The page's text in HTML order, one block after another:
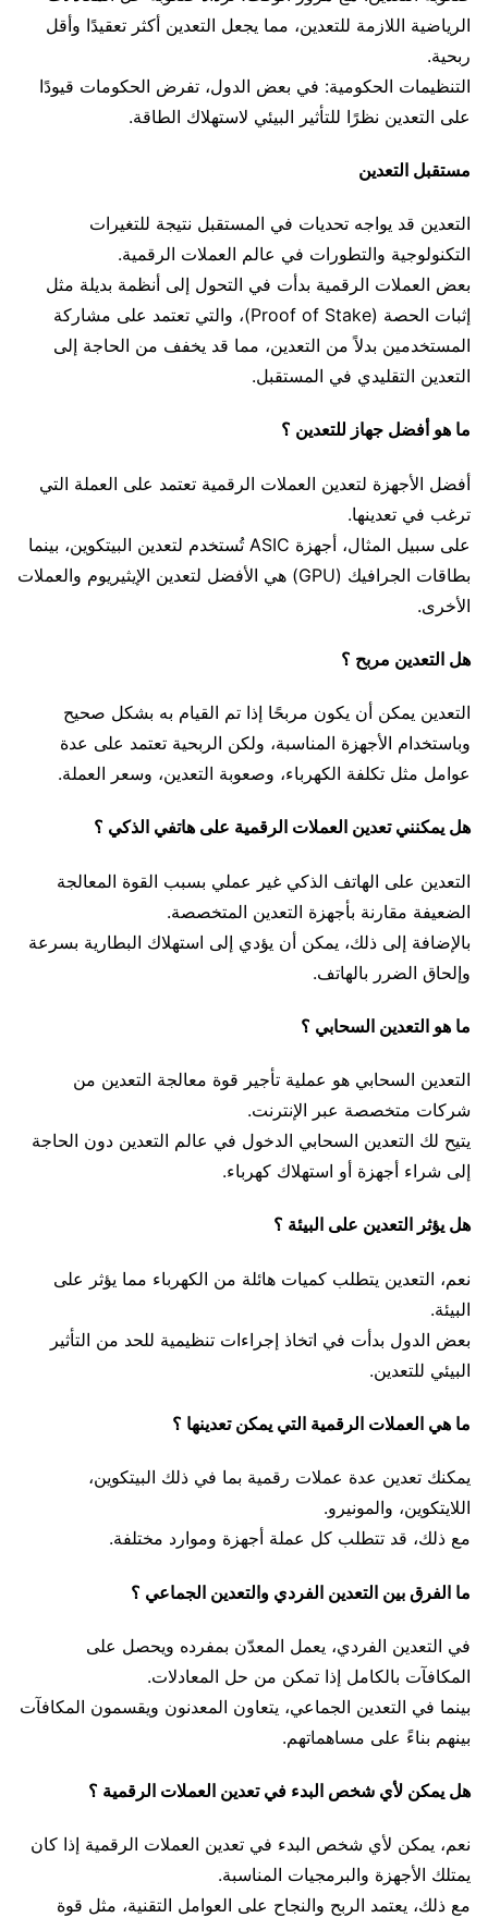
الرياضية اللازمة للتعدين، مما يجعل التعدين أكثر تعقيدًا وأقل
ربحية.
التنظيمات الحكومية: في بعض الدول، تفرض الحكومات قيودًا
على التعدين نظرًا للتأثير البيئي لاستهلاك الطاقة.
مستقبل التعدين
التعدين قد يواجه تحديات في المستقبل نتيجة للتغيرات
التكنولوجية والتطورات في عالم العملات الرقمية.
بعض العملات الرقمية بدأت في التحول إلى أنظمة بديلة مثل
إثبات الحصة (Proof of Stake)، والتي تعتمد على مشاركة
المستخدمين بدلاً من التعدين، مما قد يخفف من الحاجة إلى
التعدين التقليدي في المستقبل.
ما هو أفضل جهاز للتعدين ؟
أفضل الأجهزة لتعدين العملات الرقمية تعتمد على العملة التي
ترغب في تعدينها.
على سبيل المثال، أجهزة ASIC تُستخدم لتعدين البيتكوين، بينما
بطاقات الجرافيك (GPU) هي الأفضل لتعدين الإيثيريوم والعملات
الأخرى.
هل التعدين مربح ؟
التعدين يمكن أن يكون مربحًا إذا تم القيام به بشكل صحيح
وباستخدام الأجهزة المناسبة، ولكن الربحية تعتمد على عدة
عوامل مثل تكلفة الكهرباء، وصعوبة التعدين، وسعر العملة.
هل يمكنني تعدين العملات الرقمية على هاتفي الذكي ؟
التعدين على الهاتف الذكي غير عملي بسبب القوة المعالجة
الضعيفة مقارنة بأجهزة التعدين المتخصصة.
بالإضافة إلى ذلك، يمكن أن يؤدي إلى استهلاك البطارية بسرعة
وإلحاق الضرر بالهاتف.
ما هو التعدين السحابي ؟
التعدين السحابي هو عملية تأجير قوة معالجة التعدين من
شركات متخصصة عبر الإنترنت.
يتيح لك التعدين السحابي الدخول في عالم التعدين دون الحاجة
إلى شراء أجهزة أو استهلاك كهرباء.
هل يؤثر التعدين على البيئة ؟
نعم، التعدين يتطلب كميات هائلة من الكهرباء مما يؤثر على
البيئة.
بعض الدول بدأت في اتخاذ إجراءات تنظيمية للحد من التأثير
البيئي للتعدين.
ما هي العملات الرقمية التي يمكن تعدينها ؟
يمكنك تعدين عدة عملات رقمية بما في ذلك البيتكوين،
اللايتكوين، والمونيرو.
مع ذلك، قد تتطلب كل عملة أجهزة وموارد مختلفة.
ما الفرق بين التعدين الفردي والتعدين الجماعي ؟
في التعدين الفردي، يعمل المعدّن بمفرده ويحصل على
المكافآت بالكامل إذا تمكن من حل المعادلات.
بينما في التعدين الجماعي، يتعاون المعدنون ويقسمون المكافآت
بينهم بناءً على مساهماتهم.
هل يمكن لأي شخص البدء في تعدين العملات الرقمية ؟
نعم، يمكن لأي شخص البدء في تعدين العملات الرقمية إذا كان
يمتلك الأجهزة والبرمجيات المناسبة.
مع ذلك، يعتمد الربح والنجاح على العوامل التقنية، مثل قوة